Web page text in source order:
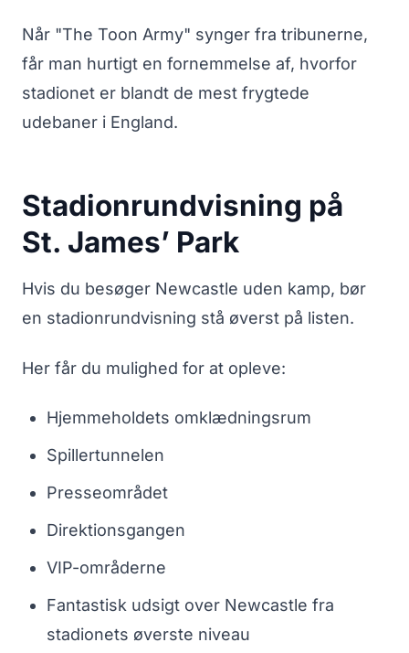
Når "The Toon Army" synger fra tribunerne,
får man hurtigt en fornemmelse af, hvorfor
stadionet er blandt de mest frygtede
udebaner i England.
Stadionrundvisning på
St. James’ Park
Hvis du besøger Newcastle uden kamp, bør
en stadionrundvisning stå øverst på listen.
Her får du mulighed for at opleve:
Hjemmeholdets omklædningsrum
Spillertunnelen
Presseområdet
Direktionsgangen
VIP-områderne
Fantastisk udsigt over Newcastle fra
stadionets øverste niveau